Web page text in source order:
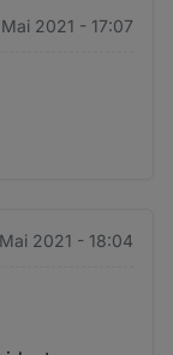
2021 - 17:07
2021 - 18:04